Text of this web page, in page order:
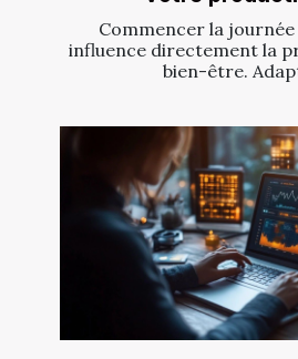
Commencer la
influence directement la
bien-être.